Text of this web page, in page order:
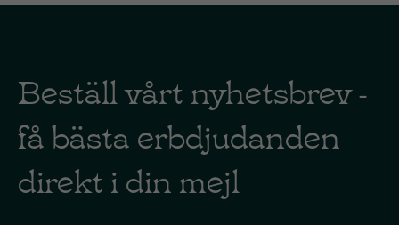
Beställ vårt nyhetsbrev -
få bästa erbdjudanden
direkt i din mejl